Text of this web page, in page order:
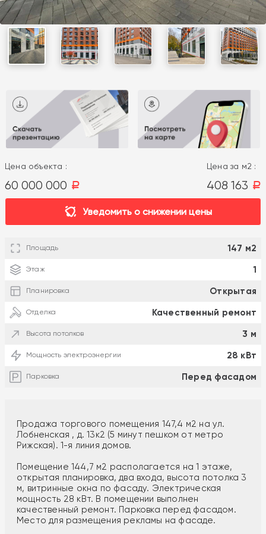
Цена объекта :
60 000 000 a
Цена за м2 :
408 163 a
Уведомить о снижении цены
Площадь 147 м2
Этаж 1
Планировка Открытая
Отделка Качественный ремонт
Высота потолков 3 м
Мощность электроэнергии 28 кВт
Парковка Перед фасадом
Продажа торгового помещения 147,4 м2 на ул.
Лобненская , д. 13к2 (5 минут пешком от метро
Рижская). 1-я линия домов.
Помещение 144,7 м2 располагается на 1 этаже,
открытая планировка, два входа, высота потолка 3
м, витринные окна по фасаду. Электрическая
мощность 28 кВт. В помещении выполнен
качественный ремонт. Парковка перед фасадом.
Место для размещения рекламы на фасаде.